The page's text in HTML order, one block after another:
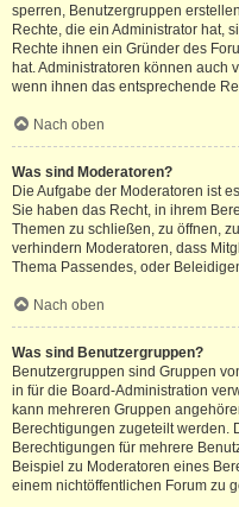
sperren, Benutzergruppen
Rechte, die ein Administrator hat,
Rechte ihnen ein Gründer des
hat. Administratoren können
wenn ihnen das entsprechende
Nach oben
Was sind Moderatoren?
Die Aufgabe der Moderatoren ist
Sie haben das Recht, in ihrem
Themen zu schließen, zu öffnen,
verhindern Moderatoren, dass
Thema Passendes, oder
Nach oben
Was sind Benutzergruppen?
Benutzergruppen sind Gruppen
in für die Board-Administration
kann mehreren Gruppen
Berechtigungen zugeteilt werden.
Berechtigungen für mehrere
Beispiel zu Moderatoren eines
einem nichtöffentlichen Forum zu